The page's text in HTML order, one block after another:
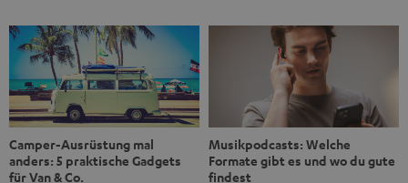
1956 begleitet das Magazin Jugendliche durch Rock und
Pop, kleine Schwärmereien und große Fragen. Zum 70.
Jubiläum werfen wir einen Blick zurück. Vom Filmheft zur
Jugendmarke: Wie die BRAVO ihren Ton fand Als die […]
Camper-Ausrüstung mal
anders: 5 praktische Gadgets
für Van & Co.
Musikpodcasts: Welche
Formate gibt es und wo du gute
findest